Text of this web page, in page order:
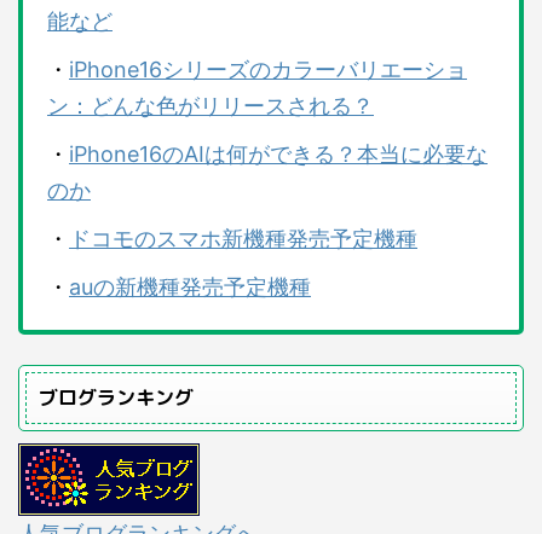
能など
・ iPhone16シリーズのカラーバリエーショ
ン：どんな色がリリースされる？
・ iPhone16のAIは何ができる？本当に必要な
のか
・
ドコモのスマホ新機種発売予定機種
・ auの新機種発売予定機種
ブログランキング